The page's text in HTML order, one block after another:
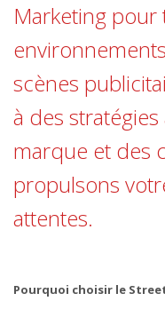
Marketing
scènes
à des
marque et des
propulsons
attentes.
Pourquoi choisir le